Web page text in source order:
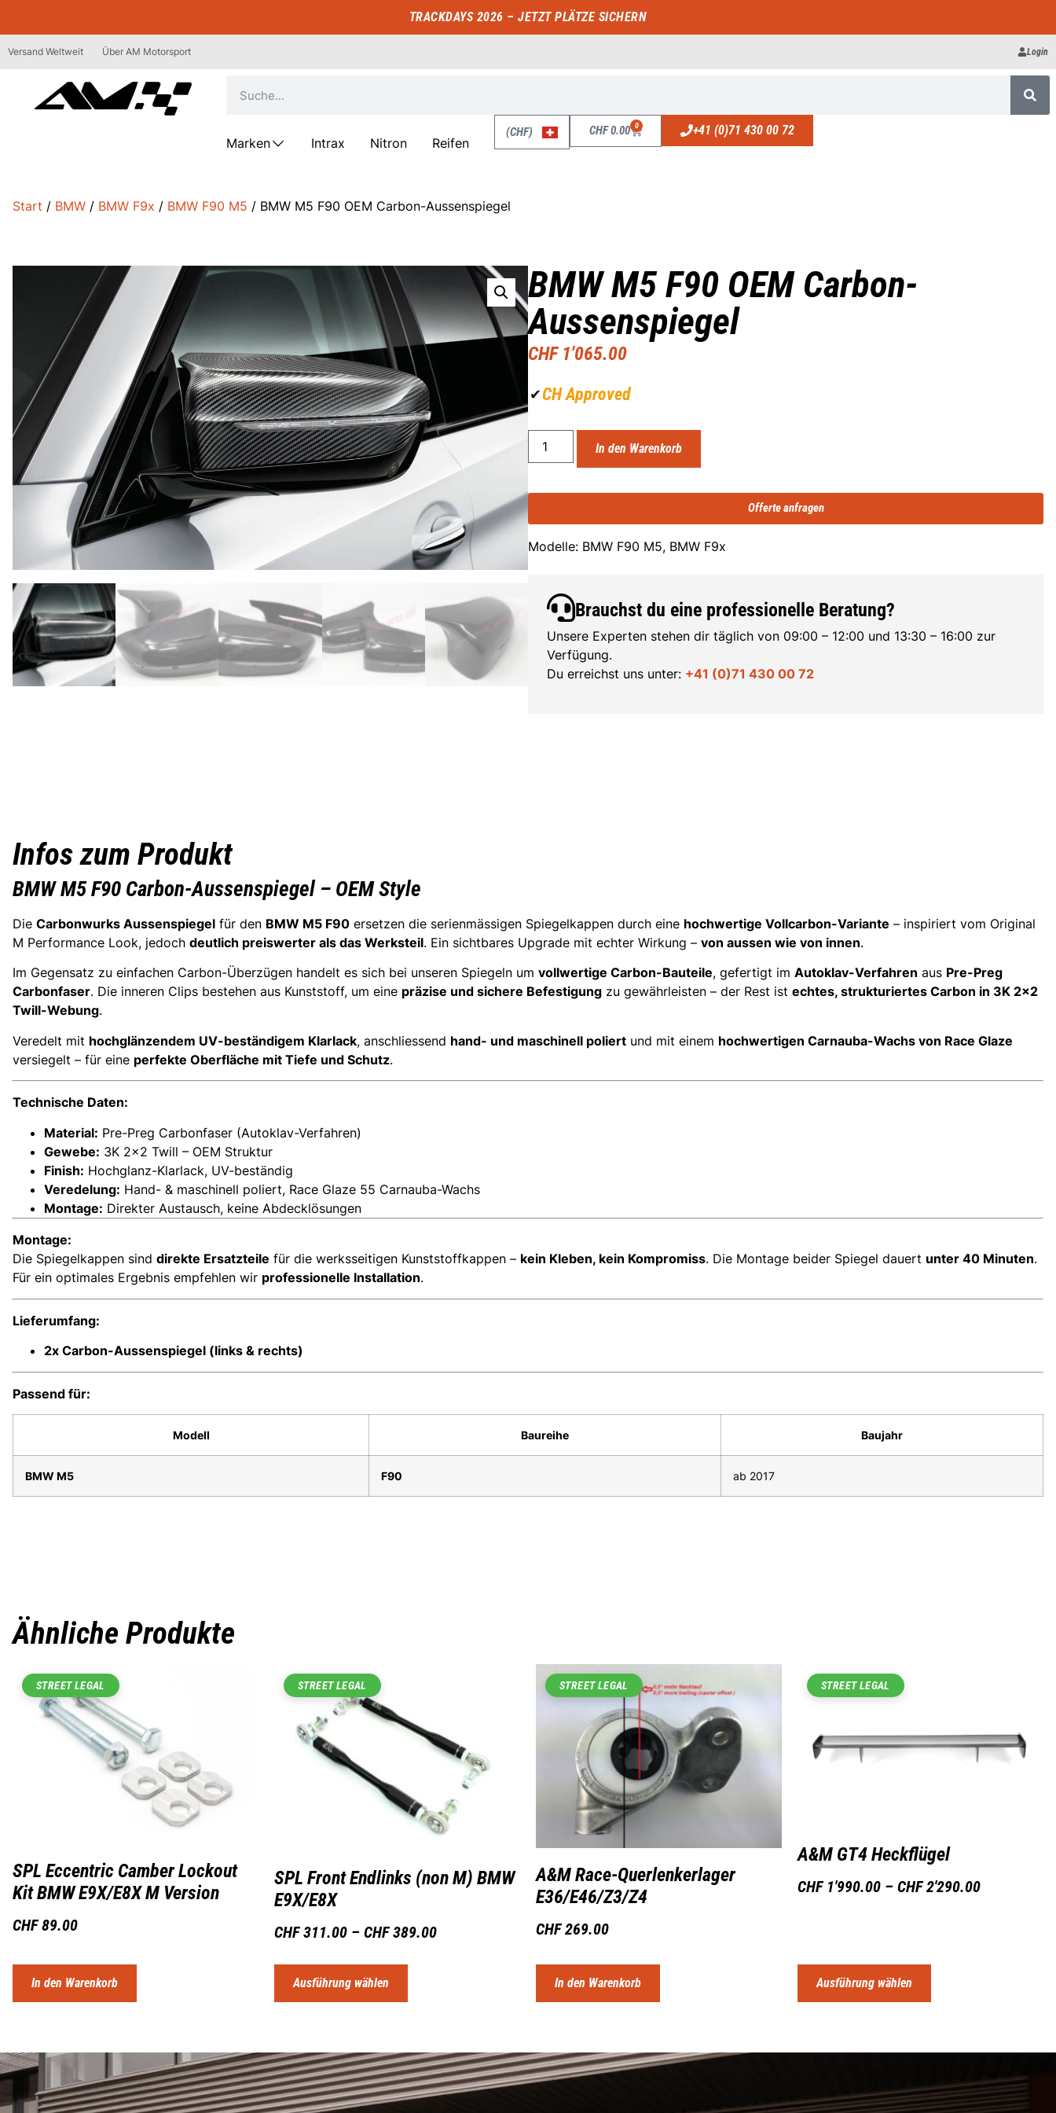
TRACKDAYS 2026 – JETZT PLÄTZE SICHERN
Versand Weltweit Über AM Motorsport Login
Marken Intrax Nitron Reifen
(CHF) CHF0.00 0 +41 (0)71 430 00 72
Start / BMW / BMW F9x / BMW F90 M5 / BMW M5 F90 OEM Carbon-Aussenspiegel
BMW M5 F90 OEM Carbon-
Aussenspiegel
CHF1'065.00
✔CH Approved
In den Warenkorb
Offerte anfragen
Modelle: BMW F90 M5, BMW F9x
Brauchst du eine professionelle Beratung?
Unsere Experten stehen dir täglich von 09:00 – 12:00 und 13:30 – 16:00 zur
Verfügung.
Du erreichst uns unter: +41 (0)71 430 00 72
Infos zum Produkt
BMW M5 F90 Carbon-Aussenspiegel – OEM Style
Die Carbonwurks Aussenspiegel für den BMW M5 F90 ersetzen die serienmässigen Spiegelkappen durch eine hochwertige Vollcarbon-Variante – inspiriert vom Original
M Performance Look, jedoch deutlich preiswerter als das Werksteil. Ein sichtbares Upgrade mit echter Wirkung – von aussen wie von innen.
Im Gegensatz zu einfachen Carbon-Überzügen handelt es sich bei unseren Spiegeln um vollwertige Carbon-Bauteile, gefertigt im Autoklav-Verfahren aus Pre-Preg
Carbonfaser. Die inneren Clips bestehen aus Kunststoff, um eine präzise und sichere Befestigung zu gewährleisten – der Rest ist echtes, strukturiertes Carbon in 3K 2×2
Twill-Webung.
Veredelt mit hochglänzendem UV-beständigem Klarlack, anschliessend hand- und maschinell poliert und mit einem hochwertigen Carnauba-Wachs von Race Glaze
versiegelt – für eine perfekte Oberfläche mit Tiefe und Schutz.
Technische Daten:
Material: Pre-Preg Carbonfaser (Autoklav-Verfahren)
Gewebe: 3K 2×2 Twill – OEM Struktur
Finish: Hochglanz-Klarlack, UV-beständig
Veredelung: Hand- & maschinell poliert, Race Glaze 55 Carnauba-Wachs
Montage: Direkter Austausch, keine Abdecklösungen
Montage:
Die Spiegelkappen sind direkte Ersatzteile für die werksseitigen Kunststoffkappen – kein Kleben, kein Kompromiss. Die Montage beider Spiegel dauert unter 40 Minuten.
Für ein optimales Ergebnis empfehlen wir professionelle Installation.
Lieferumfang:
2x Carbon-Aussenspiegel (links & rechts)
Passend für:
Modell Baureihe Baujahr
BMW M5 F90 ab 2017
Ähnliche Produkte
STREET LEGAL
SPL Eccentric Camber Lockout
Kit BMW E9X/E8X M Version
CHF89.00
In den Warenkorb
STREET LEGAL
SPL Front Endlinks (non M) BMW
E9X/E8X
CHF311.00 – CHF389.00
Ausführung wählen
STREET LEGAL
A&M Race-Querlenkerlager
E36/E46/Z3/Z4
CHF269.00
In den Warenkorb
STREET LEGAL
A&M GT4 Heckflügel
CHF1'990.00 – CHF2'290.00
Ausführung wählen